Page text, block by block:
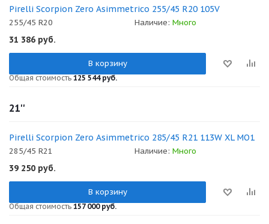
Pirelli Scorpion Zero Asimmetrico 255/45 R20 105V
255/45 R20 Наличие: Много
31 386 руб.
В корзину
Общая стоимость 125 544 руб.
21''
Pirelli Scorpion Zero Asimmetrico 285/45 R21 113W XL MO1
285/45 R21 Наличие: Много
39 250 руб.
В корзину
Общая стоимость 157 000 руб.